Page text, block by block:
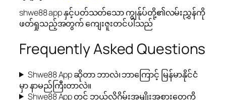
shwe88 app နှင့်ပတ်သတ်သော ကျွန်ုပ်တို့၏လမ်းညွှန်ကို
ဖတ်ရှုသည့်အတွက် ကျေးဇူးတင်ပါသည်
Frequently Asked Questions
Shwe88 App ဆိုတာ ဘာလဲ၊ ဘာကြောင့် မြန်မာနိုင်ငံ
မှာ နာမည်ကြီးတာလဲ။
Shwe88 App တွင် ဘယ်လိုဂိမ်းအမျိုးအစားတွေကို